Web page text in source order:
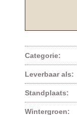
Categorie:
Leverbaar als:
Standplaats:
Wintergroen: